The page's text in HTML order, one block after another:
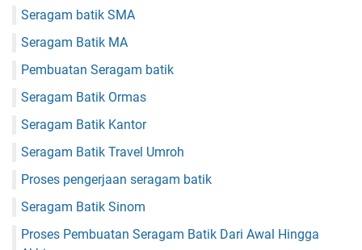
Seragam batik SMA
Seragam Batik MA
Pembuatan Seragam batik
Seragam Batik Ormas
Seragam Batik Kantor
Seragam Batik Travel Umroh
Proses pengerjaan seragam batik
Seragam Batik Sinom
Proses Pembuatan Seragam Batik Dari Awal Hingga